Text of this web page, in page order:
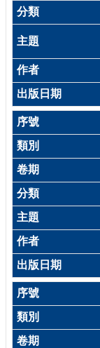
服
務
專
題
報
導
技
術
論
壇
產
業
專
欄